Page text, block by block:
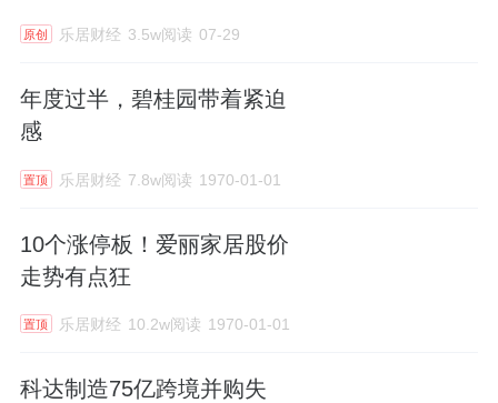
原创 乐居财经 3.5w阅读 07-29
年度过半，碧桂园带着紧迫
感
置顶 乐居财经 7.8w阅读 1970-01-01
10个涨停板！爱丽家居股价
走势有点狂
置顶 乐居财经 10.2w阅读 1970-01-01
科达制造75亿跨境并购失